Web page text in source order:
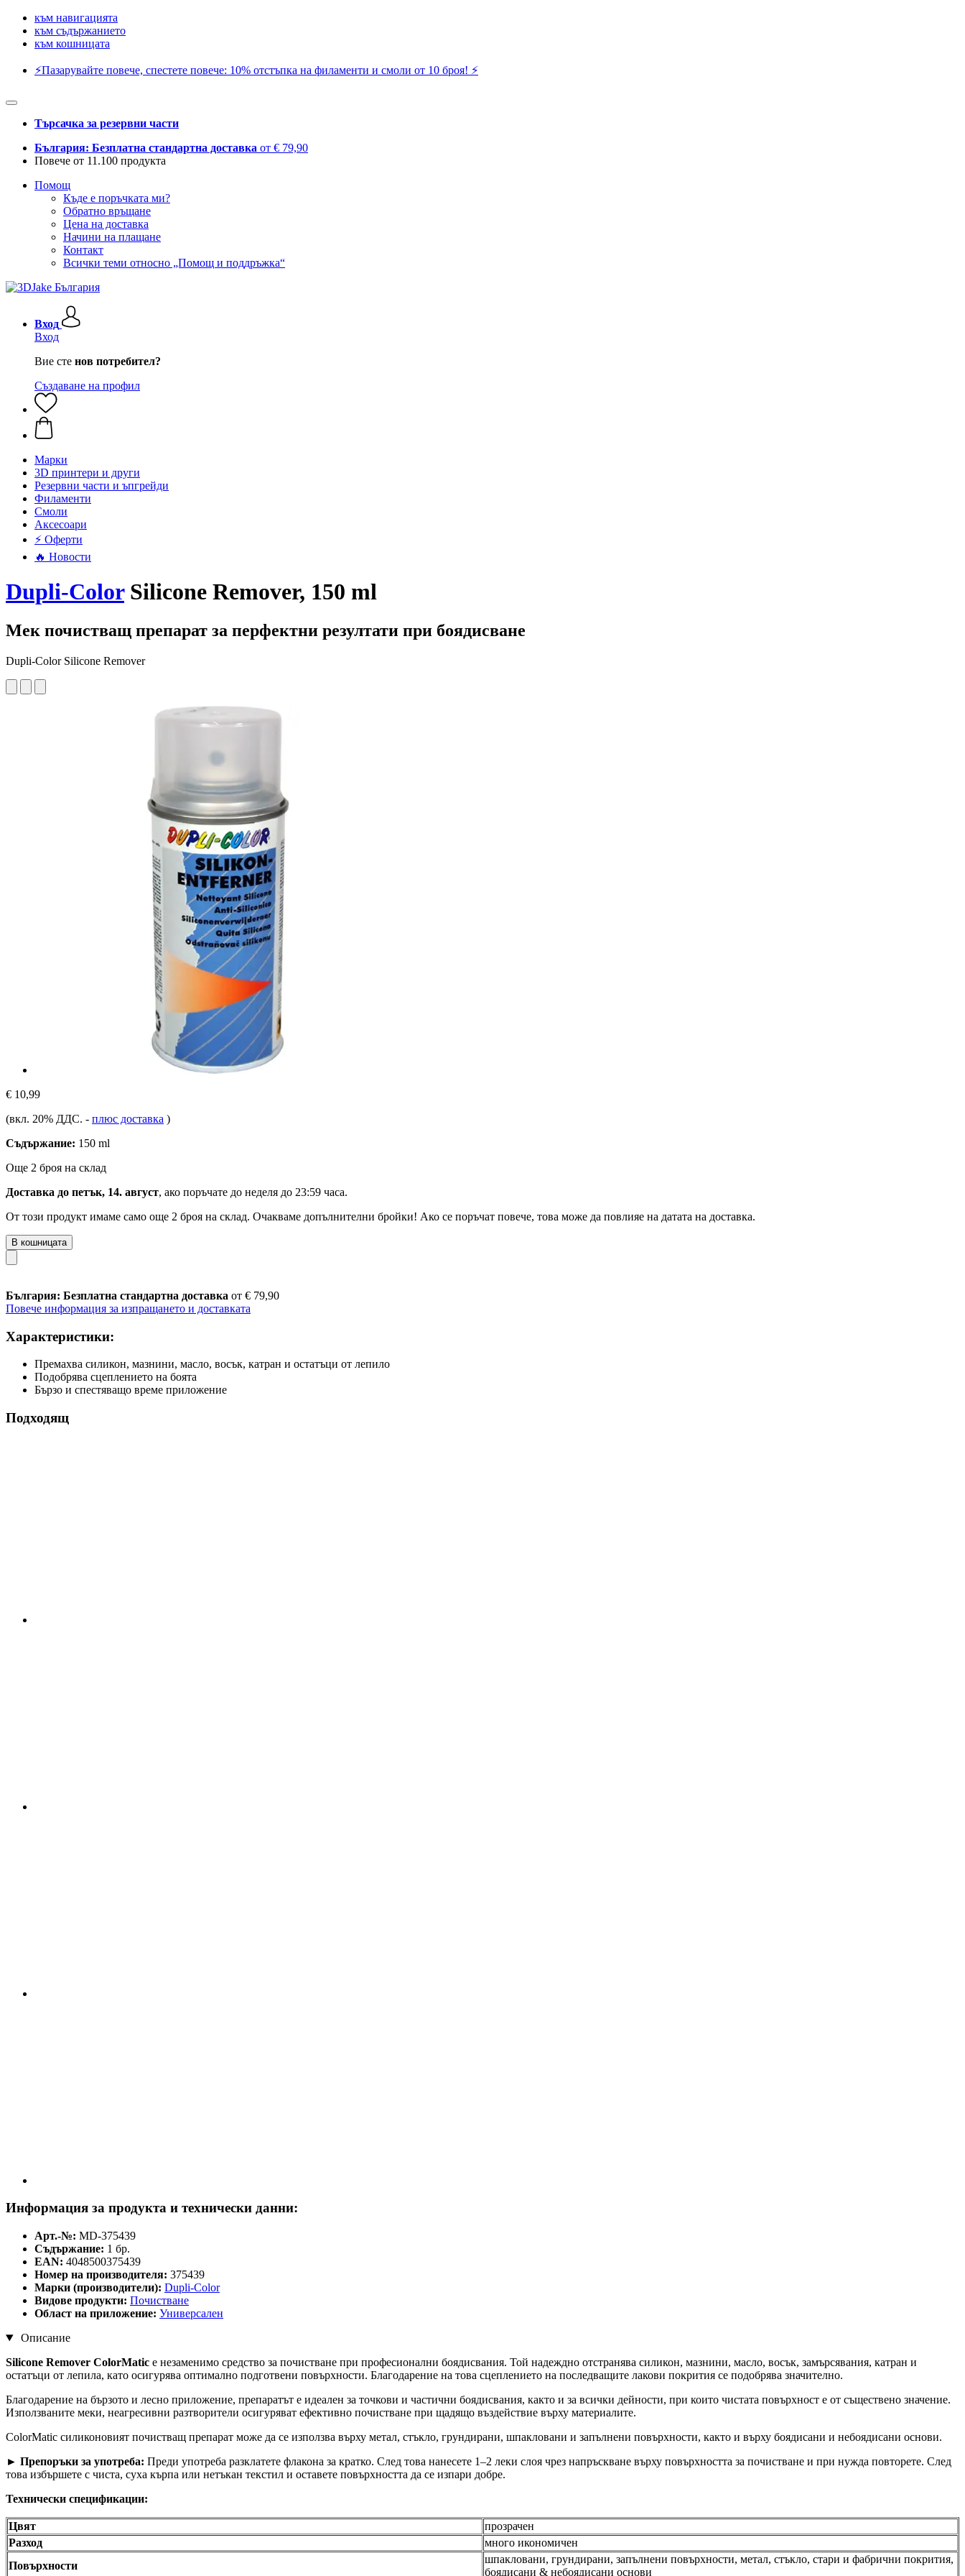
към навигацията
към съдържанието
към кошницата
⚡️Пазарувайте повече, спестете повече: 10% отстъпка на филаменти и смоли от 10 броя! ⚡️
Търсачка за резервни части
България: Безплатна стандартна доставка от € 79,90
Повече от 11.100 продукта
Помощ
Къде е поръчката ми?
Обратно връщане
Цена на доставка
Начини на плащане
Контакт
Всички теми относно „Помощ и поддръжка“
Вход
Вход
Вие сте нов потребител?
Създаване на профил
Mарки
3D принтери и други
Резервни части и ъпгрейди
Филаменти
Смоли
Аксесоари
⚡ Оферти
🔥 Новости
Dupli-ColorSilicone Remover, 150 ml
Мек почистващ препарат за перфектни резултати при боядисване
Dupli-Color Silicone Remover
€ 10,99
(вкл. 20% ДДС. - плюс доставка )
Съдържание: 150 ml
Още 2 броя на склад
Доставка до петък, 14. август, ако поръчате до неделя до 23:59 часа.
От този продукт имаме само още 2 броя на склад. Очакваме допълнителни бройки! Ако се поръчат повече, това може да повлияе на датата на доставка.
В кошницата
България: Безплатна стандартна доставка от € 79,90
Повече информация за изпращането и доставката
Характеристики:
Премахва силикон, мазнини, масло, восък, катран и остатъци от лепило
Подобрява сцеплението на боята
Бързо и спестяващо време приложение
Подходящ
Информация за продукта и технически данни:
Арт.-№: MD-375439
Съдържание: 1 бр.
EAN: 4048500375439
Номер на производителя: 375439
Марки (производители): Dupli-Color
Видове продукти: Почистване
Област на приложение: Универсален
Описание
Silicone Remover ColorMatic е незаменимо средство за почистване при професионални боядисвания. Той надеждно отстранява силикон, мазнини, масло, восък, замърсявания, катран и
остатъци от лепила, като осигурява оптимално подготвени повърхности. Благодарение на това сцеплението на последващите лакови покрития се подобрява значително.
Благодарение на бързото и лесно приложение, препаратът е идеален за точкови и частични боядисвания, както и за всички дейности, при които чистата повърхност е от съществено значение.
Използваните меки, неагресивни разтворители осигуряват ефективно почистване при щадящо въздействие върху материалите.
ColorMatic силиконовият почистващ препарат може да се използва върху метал, стъкло, грундирани, шпакловани и запълнени повърхности, както и върху боядисани и небоядисани основи.
► Препоръки за употреба: Преди употреба разклатете флакона за кратко. След това нанесете 1–2 леки слоя чрез напръскване върху повърхността за почистване и при нужда повторете. След
това избършете с чиста, суха кърпа или нетъкан текстил и оставете повърхността да се изпари добре.
Технически спецификации:
Цвят
прозрачен
Разход
много икономичен
Повърхности
шпакловани, грундирани, запълнени повърхности, метал, стъкло, стари и фабрични покрития,
боядисани & небоядисани основи